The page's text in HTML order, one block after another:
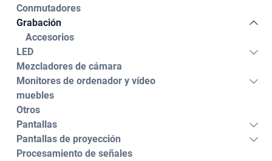
Conmutadores
Grabación
Accesorios
LED
Mezcladores de cámara
Monitores de ordenador y vídeo
muebles
Otros
Pantallas
Pantallas de proyección
Procesamiento de señales